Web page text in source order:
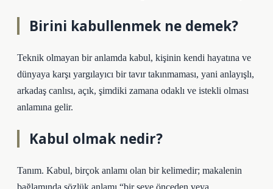
Birini kabullenmek ne demek?
Teknik olmayan bir anlamda kabul, kişinin kendi hayatına ve
dünyaya karşı yargılayıcı bir tavır takınmaması, yani anlayışlı,
arkadaş canlısı, açık, şimdiki zamana odaklı ve istekli olması
anlamına gelir.
Kabul olmak nedir?
Tanım. Kabul, birçok anlamı olan bir kelimedir; makalenin
bağlamında sözlük anlamı “bir şeye önceden veya